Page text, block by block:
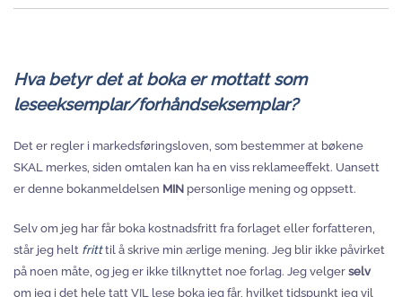
Hva betyr det at boka er mottatt som
leseeksemplar/forhåndseksemplar?
Det er regler i markedsføringsloven, som bestemmer at bøkene
SKAL merkes, siden omtalen kan ha en viss reklameeffekt. Uansett
er denne bokanmeldelsen MIN personlige mening og oppsett.
Selv om jeg har får boka kostnadsfritt fra forlaget eller forfatteren,
står jeg helt fritttil å skrive min ærlige mening. Jeg blir ikke påvirket
på noen måte, og jeg er ikke tilknyttet noe forlag. Jeg velgerselv
om jeg i det hele tatt VIL lese boka jeg får, hvilket tidspunkt jeg vil